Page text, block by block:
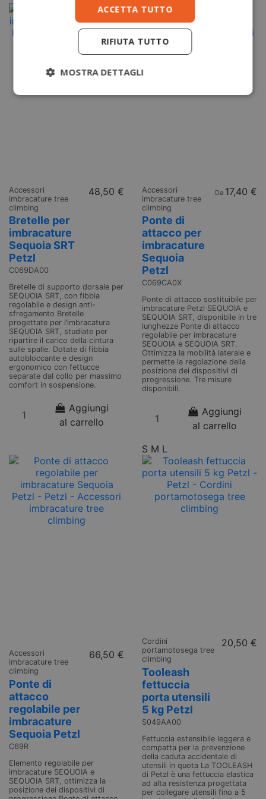
Accessori
imbracature tree
climbing
Bretelle per
imbracature
Sequoia SRT
Petzl
C069DA00
48,50 €
Bretelle di supporto dorsale per
SEQUOIA SRT, con fibbia
regolabile e design anti-
sfregamento Bretelle
progettate per l’imbracatura
SEQUOIA SRT, studiate per
ripartire il carico della cintura
sulle spalle. Dotate di fibbia
autobloccante e design
ergonomico con fettucce
separate dal collo per massimo
comfort in sospensione.
Aggiungi
al carrello
Accessori
imbracature tree
climbing
Ponte di
attacco per
imbracature
Sequoia
Petzl
C069CA0X
Da 17,40 €
Ponte di attacco sostituibile per
imbracature Petzl SEQUOIA e
SEQUOIA SRT, disponibile in tre
lunghezze Ponte di attacco
regolabile per imbracature
SEQUOIA e SEQUOIA SRT.
Ottimizza la mobilità laterale e
permette la regolazione della
posizione dei dispositivi di
progressione. Tre misure
disponibili.
Aggiungi
al carrello
S M L
Accessori
imbracature tree
climbing
Ponte di
attacco
regolabile per
imbracature
Sequoia Petzl
C69R
66,50 €
Elemento regolabile per
imbracature SEQUOIA e
SEQUOIA SRT, ottimizza la
posizione dei dispositivi di
Cordini
portamotosega tree
climbing
Tooleash
fettuccia
porta utensili
5 kg Petzl
S049AA00
20,50 €
Fettuccia estensibile leggera e
compatta per la prevenzione
della caduta accidentale di
utensili in quota La TOOLEASH
di Petzl è una fettuccia elastica
ad alta resistenza progettata
per collegare utensili fino a 5
ACCETTA TUTTO
RIFIUTA TUTTO
MOSTRA DETTAGLI